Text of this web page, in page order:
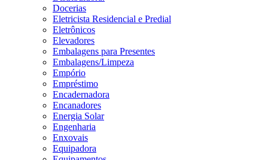
Docerias
Eletricista Residencial e Predial
Eletrônicos
Elevadores
Embalagens para Presentes
Embalagens/Limpeza
Empório
Empréstimo
Encadernadora
Encanadores
Energia Solar
Engenharia
Enxovais
Equipadora